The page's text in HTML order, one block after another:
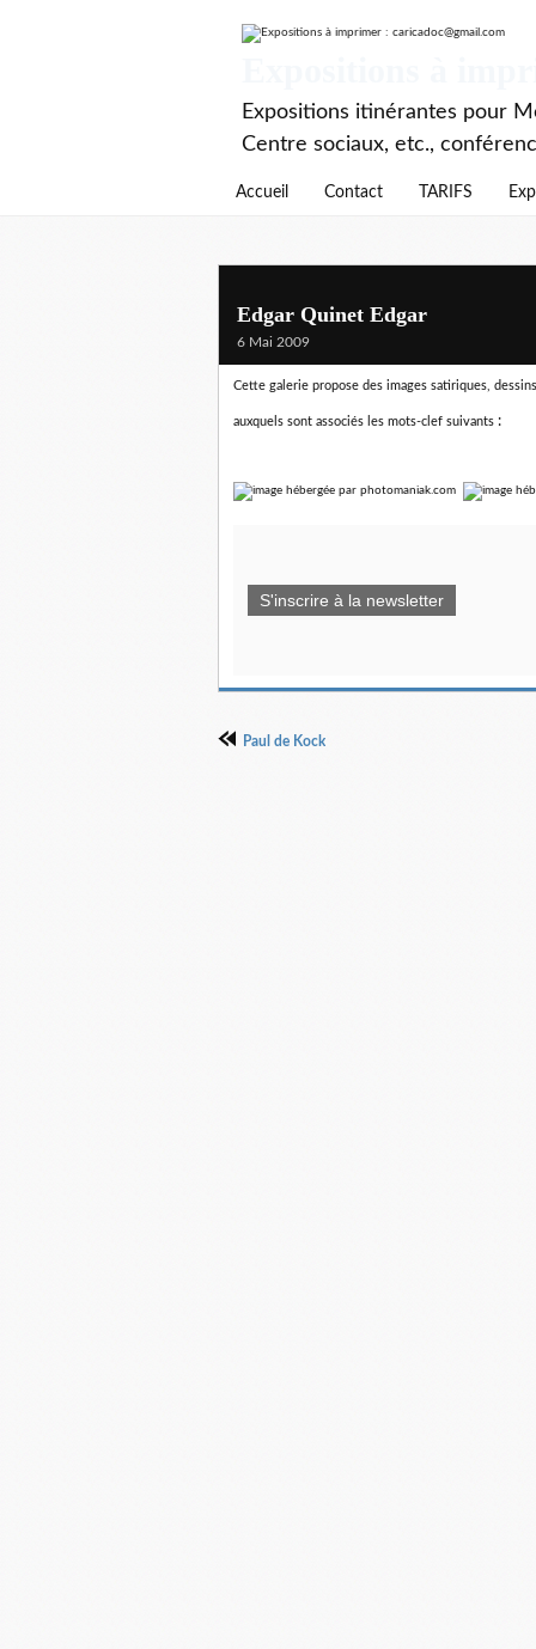
Expositions itinérantes pour
Centre sociaux, etc.,
Accueil Contact TARIFS
Edgar Quinet Edgar
6 Mai 2009
Cette galerie propose des images satiriques,
auxquels sont associés les mots-clef suivants :
S'inscrire à la newsletter
Paul de Kock